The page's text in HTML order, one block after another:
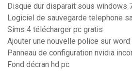
Disque dur disparait sous windows
Logiciel de sauvegarde telephone
Sims 4 télécharger pc gratis
Ajouter une nouvelle police sur word
Panneau de configuration nvidia
Fond décran hd pc